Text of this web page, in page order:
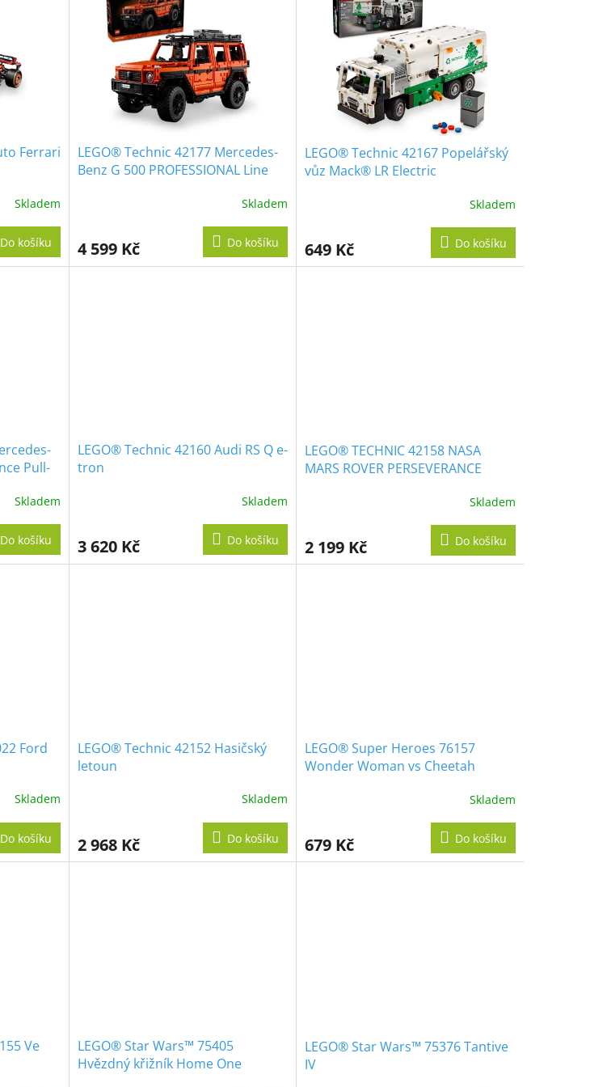
Ferrari
Skladem
Do košíku
LEGO® Technic 42177 Mercedes-
Benz G 500 PROFESSIONAL Line
Skladem
4 599 Kč Do košíku
LEGO® Technic 42167 Popelářský
vůz Mack® LR Electric
Skladem
649 Kč Do košíku
Pull-
Skladem
Do košíku
LEGO® Technic 42160 Audi RS Q e-
tron
Skladem
3 620 Kč Do košíku
LEGO® TECHNIC 42158 NASA
MARS ROVER PERSEVERANCE
Skladem
2 199 Kč Do košíku
Ford
Skladem
Do košíku
LEGO® Technic 42152 Hasičský
letoun
Skladem
2 968 Kč Do košíku
LEGO® Super Heroes 76157
Wonder Woman vs Cheetah
Skladem
679 Kč Do košíku
Ve
LEGO® Star Wars™ 75405
Hvězdný křižník Home One
LEGO® Star Wars™ 75376 Tantive
IV